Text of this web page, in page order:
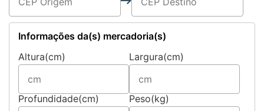
Informações da(s) mercadoria(s)
Altura(cm)
Largura(cm)
Profundidade(cm) Peso(kg)